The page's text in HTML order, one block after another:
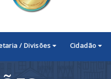
/ Divisões Cidadão